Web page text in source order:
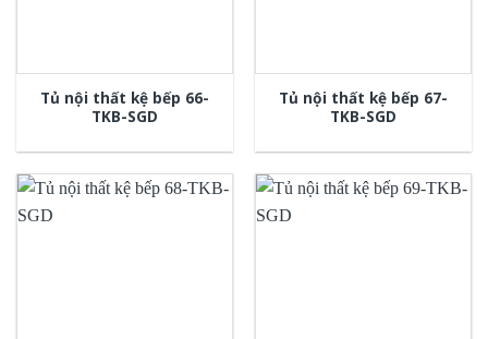
Tủ nội thất kệ bếp 66-
TKB-SGD
Tủ nội thất kệ bếp 67-
TKB-SGD